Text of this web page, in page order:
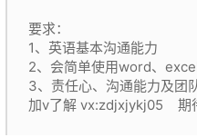
要求：
1、英语基本沟通能力
2、会简单使用word、
3、责任心、沟通能力及团
加v了解 vx:zdjxjykj05 期